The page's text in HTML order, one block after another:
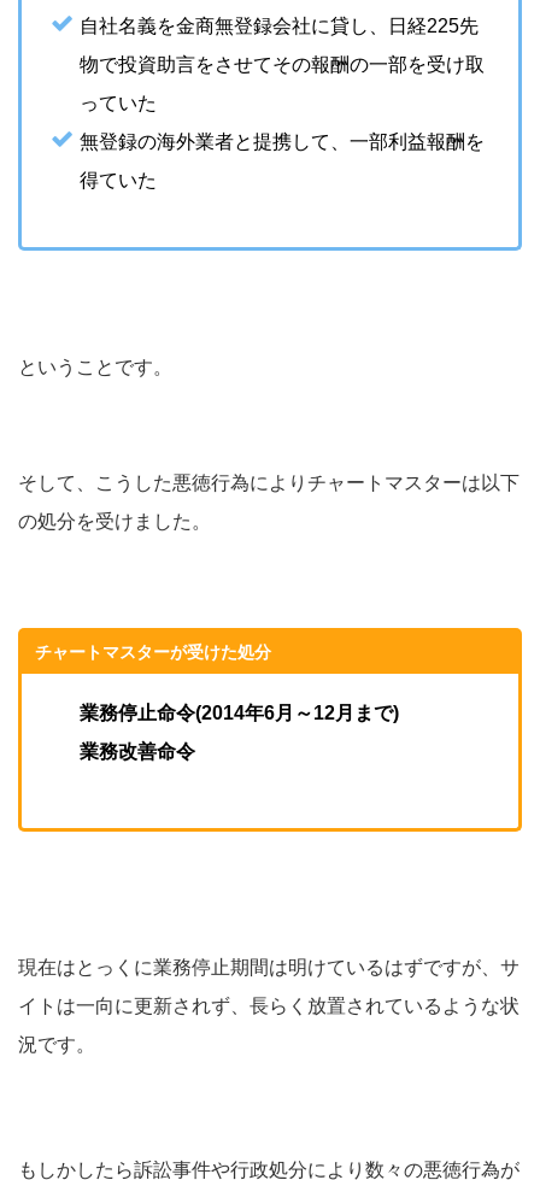
自社名義を金商無登録会社に貸し、日経225先
物で投資助言をさせてその報酬の一部を受け取
っていた
無登録の海外業者と提携して、一部利益報酬を
得ていた
ということです。
そして、こうした悪徳行為によりチャートマスターは以下
の処分を受けました。
チャートマスターが受けた処分
業務停止命令(2014年6月～12月まで)
業務改善命令
現在はとっくに業務停止期間は明けているはずですが、サ
イトは一向に更新されず、長らく放置されているような状
況です。
もしかしたら訴訟事件や行政処分により数々の悪徳行為が